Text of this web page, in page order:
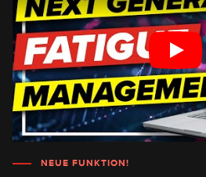
NEUE FUNKTION!